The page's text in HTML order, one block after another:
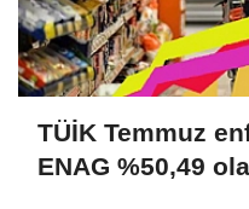
TÜİK Temmuz
ENAG %50,49